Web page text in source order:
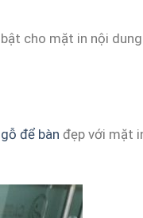
cho mặt in nội dung
để bàn đẹp với mặt